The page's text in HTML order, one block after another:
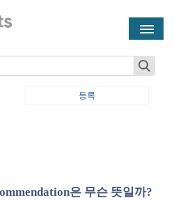
등록
은 무슨 뜻일까?